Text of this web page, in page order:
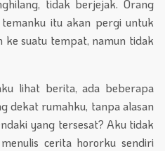
tidak berjejak. Orang
itu akan pergi untuk
ke suatu tempat, namun tidak
lihat berita, ada beberapa
dekat rumahku, tanpa alasan
yang tersesat? Aku tidak
cerita hororku sendiri